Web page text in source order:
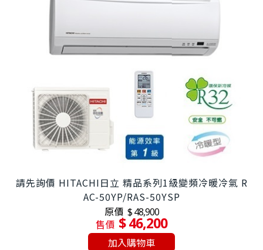
請先詢價 HITACHI日立 精品系列1級變頻冷暖冷氣 R
AC-50YP/RAS-50YSP
原價 $ 48,900
售價 $ 46,200
加入購物車